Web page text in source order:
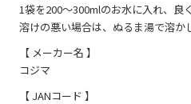
1袋を200～300mlのお水に入れ、良
溶けの悪い場合は、ぬるま湯で溶か
【 メーカー名 】
コジマ
【 JANコード 】